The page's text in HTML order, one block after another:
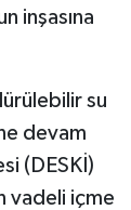
inşasına
su
devam
(DESKİ)
vadeli içme